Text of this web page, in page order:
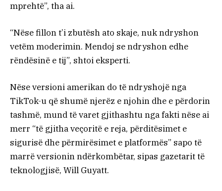
mprehtë”, tha ai.
“Nëse fillon t’i zbutësh ato skaje, nuk ndryshon
vetëm moderimin. Mendoj se ndryshon edhe
rëndësinë e tij”, shtoi eksperti.
Nëse versioni amerikan do të ndryshojë nga
TikTok-u që shumë njerëz e njohin dhe e përdorin
tashmë, mund të varet gjithashtu nga fakti nëse ai
merr “të gjitha veçoritë e reja, përditësimet e
sigurisë dhe përmirësimet e platformës” sapo të
marrë versionin ndërkombëtar, sipas gazetarit të
teknologjisë, Will Guyatt.